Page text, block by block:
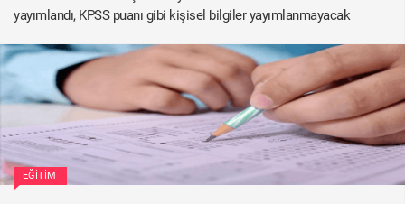
yayımlandı, KPSS puanı gibi kişisel bilgiler yayımlanmayacak
EĞITIM